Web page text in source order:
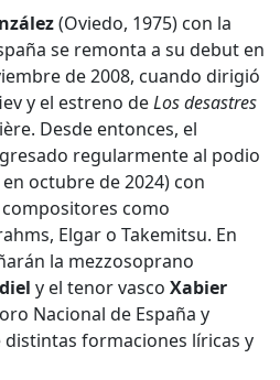
(Oviedo, 1975) con la
se remonta a su debut en
de 2008, cuando dirigió
y el estreno deLos desastres
Desde entonces, el
regularmente al podio
octubre de 2024) con
como
Elgar o Takemitsu. En
la mezzosoprano
y el tenor vasco Xabier
Nacional de España y
formaciones líricas y